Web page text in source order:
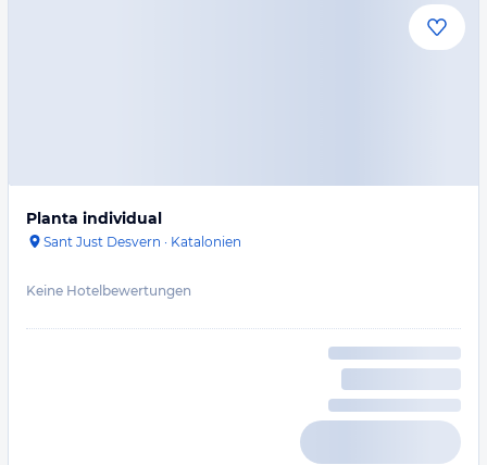
Planta individual
Sant Just Desvern · Katalonien
Keine Hotelbewertungen